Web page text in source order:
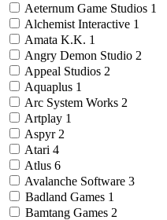
Aeternum Game Studios 1
Alchemist Interactive 1
Amata K.K. 1
Angry Demon Studio 2
Appeal Studios 2
Aquaplus 1
Arc System Works 2
Artplay 1
Aspyr 2
Atari 4
Atlus 6
Avalanche Software 3
Badland Games 1
Bamtang Games 2